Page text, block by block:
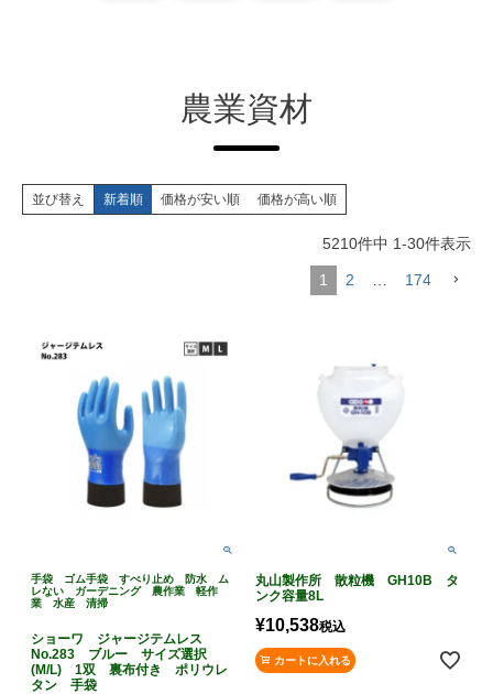
農業資材
並び替え 新着順 価格が安い順 価格が高い順
5210件中 1-30件表示
1 2 174
手袋 ゴム手袋 すべり止め 防水 ム
レない ガーデニング 農作業 軽作
業 水産 清掃
ショーワ ジャージテムレス
No.283 ブルー サイズ選択
(M/L) 1双 裏布付き ポリウレ
タン 手袋
丸山製作所 散粒機 GH10B タ
ンク容量8L
¥10,538税込
カートに入れる